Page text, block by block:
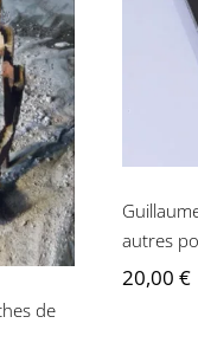
–
de
autres
20,00 €